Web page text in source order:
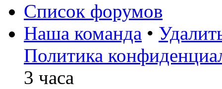
Список форумов
Наша команда •
Политика
3 часа